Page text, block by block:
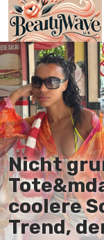
Hauptseite
En
Es
Ru
It
De
Nicht
coolere
Trend,